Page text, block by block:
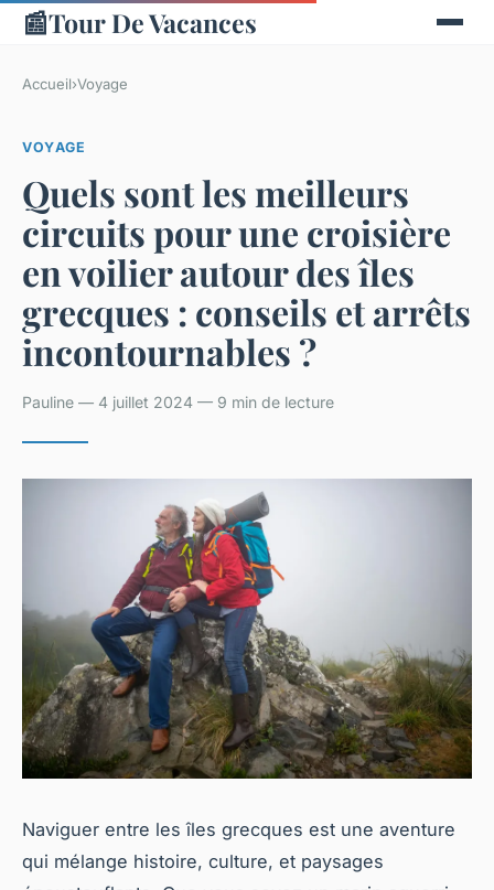
📰Tour De Vacances
Accueil›Voyage
VOYAGE
Quels sont les meilleurs
circuits pour une croisière
en voilier autour des îles
grecques : conseils et arrêts
incontournables ?
Pauline — 4 juillet 2024 — 9 min de lecture
Naviguer entre les îles grecques est une aventure
qui mélange histoire, culture, et paysages